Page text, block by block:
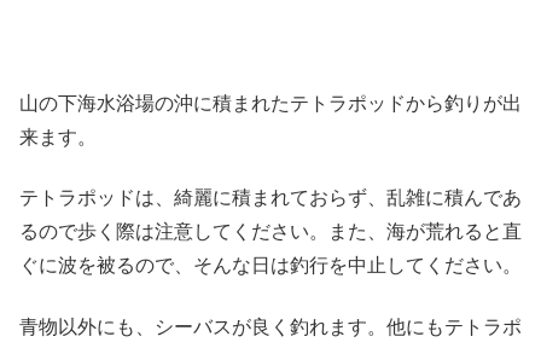
山の下海水浴場の沖に積まれたテトラポッドから釣りが出
来ます。
テトラポッドは、綺麗に積まれておらず、乱雑に積んであ
るので歩く際は注意してください。また、海が荒れると直
ぐに波を被るので、そんな日は釣行を中止してください。
青物以外にも、シーバスが良く釣れます。他にもテトラポ